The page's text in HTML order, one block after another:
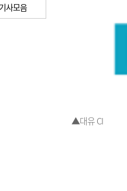
사모음
▲대유 CI